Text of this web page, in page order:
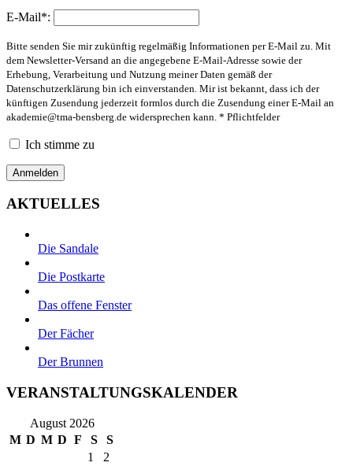
E-Mail*:
Bitte senden Sie mir zukünftig regelmäßig Informationen per E-Mail zu. Mit
dem Newsletter-Versand an die angegebene E-Mail-Adresse sowie der
Erhebung, Verarbeitung und Nutzung meiner Daten gemäß der
Datenschutzerklärung bin ich einverstanden. Mir ist bekannt, dass ich der
künftigen Zusendung jederzeit formlos durch die Zusendung einer E-Mail an
akademie@tma-bensberg.de widersprechen kann. * Pflichtfelder
Ich stimme zu
AKTUELLES
Die Sandale
Die Postkarte
Das offene Fenster
Der Fächer
Der Brunnen
VERANSTALTUNGSKALENDER
August 2026
M D M D F S S
1
2